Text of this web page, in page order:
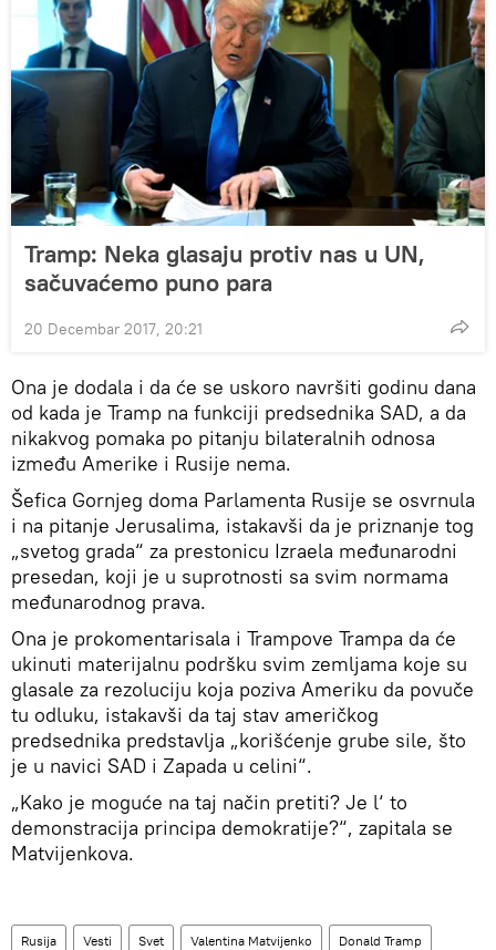
Tramp: Neka glasaju protiv nas u UN,
sačuvaćemo puno para
20 Decembar 2017, 20:21
Ona je dodala i da će se uskoro navršiti godinu dana
od kada je Tramp na funkciji predsednika SAD, a da
nikakvog pomaka po pitanju bilateralnih odnosa
između Amerike i Rusije nema.
Šefica Gornjeg doma Parlamenta Rusije se osvrnula
i na pitanje Jerusalima, istakavši da je priznanje tog
„svetog grada“ za prestonicu Izraela međunarodni
presedan, koji je u suprotnosti sa svim normama
međunarodnog prava.
Ona je prokomentarisala i Trampove Trampa da će
ukinuti materijalnu podršku svim zemljama koje su
glasale za rezoluciju koja poziva Ameriku da povuče
tu odluku, istakavši da taj stav američkog
predsednika predstavlja „korišćenje grube sile, što
je u navici SAD i Zapada u celini“.
„Kako je moguće na taj način pretiti? Je l‘ to
demonstracija principa demokratije?“, zapitala se
Matvijenkova.
Rusija Vesti Svet Valentina Matvijenko Donald Tramp